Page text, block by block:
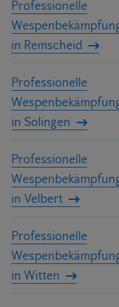
Professionelle
in Remscheid
Professionelle
in Solingen
Professionelle
in Velbert
Professionelle
in Witten